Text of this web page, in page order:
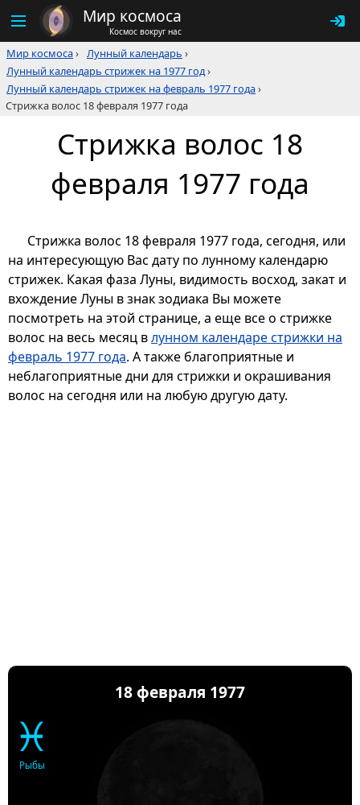
Мир космоса
Космос вокруг нас
Мир космоса› Лунный календарь ›
Лунный календарь стрижек на 1977 год›
Лунный календарь стрижек на февраль 1977 года›
Стрижка волос 18 февраля 1977 года
Стрижка волос 18
февраля 1977 года
Стрижка волос 18 февраля 1977 года, сегодня, или
на интересующую Вас дату по лунному календарю
стрижек. Какая фаза Луны, видимость восход, закат и
вхождение Луны в знак зодиака Вы можете
посмотреть на этой странице, а еще все о стрижке
волос на весь месяц влунном календаре стрижки на
февраль 1977 года. А также благоприятные и
неблагоприятные дни для стрижки и окрашивания
волос на сегодня или на любую другую дату.
18 февраля 1977
♓
Рыбы